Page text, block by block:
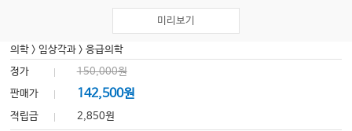
미리보기
의학 > 임상각과 >응급의학
정가
150,000원
판매가
142,500원
적립금 2,850원